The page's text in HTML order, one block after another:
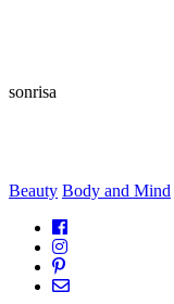
sonrisa
Beauty Body and Mind